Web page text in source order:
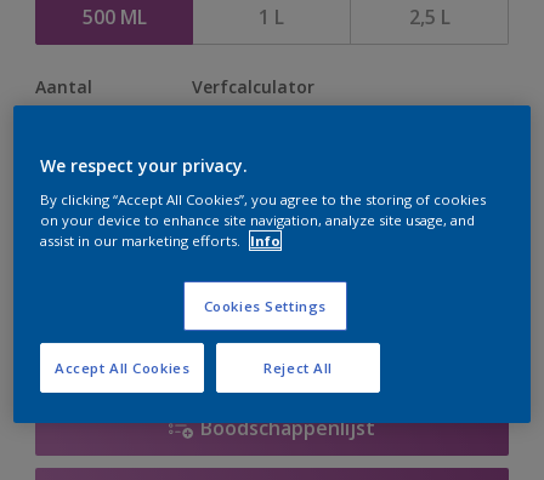
500 ML 1 L 2,5 L
Aantal Verfcalculator
Op dit moment is het niet mogelijk dit product online
te bestellen. Houd de website in de gaten, we werken
Boodschappenlijst
We respect your privacy.
By clicking “Accept All Cookies”, you agree to the storing of cookies
on your device to enhance site navigation, analyze site usage, and
assist in our marketing efforts.
Info
Cookies Settings
Reject All
Accept All Cookies